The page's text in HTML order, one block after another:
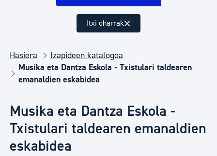
Itxi oharrak
Hasiera
Izapideen katalogoa
Musika eta Dantza Eskola - Txistulari taldearen
emanaldien eskabidea
Musika eta Dantza Eskola -
Txistulari taldearen emanaldien
eskabidea